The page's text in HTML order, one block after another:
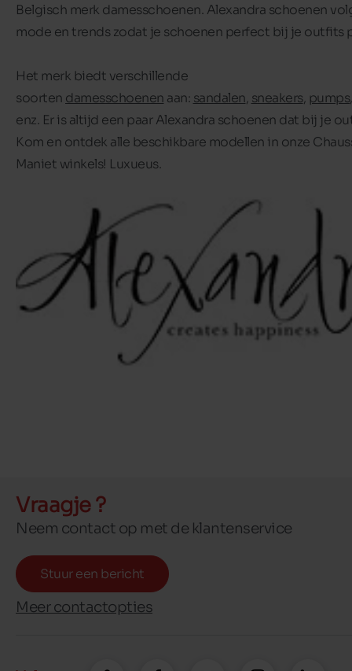
Belgisch merk damesschoenen. Alexandra schoenen
mode en trends zodat je schoenen perfect bij je outfits
Het merk biedt verschillende
soorten damesschoenen aan: sandalen, sneakers, pumps
enz. Er is altijd een paar Alexandra schoenen dat bij je
Kom en ontdek alle beschikbare modellen in onze
Maniet winkels! Luxueus.
Vraagje ?
Neem contact op met de klantenservice
Stuur een bericht
Meer contactopties